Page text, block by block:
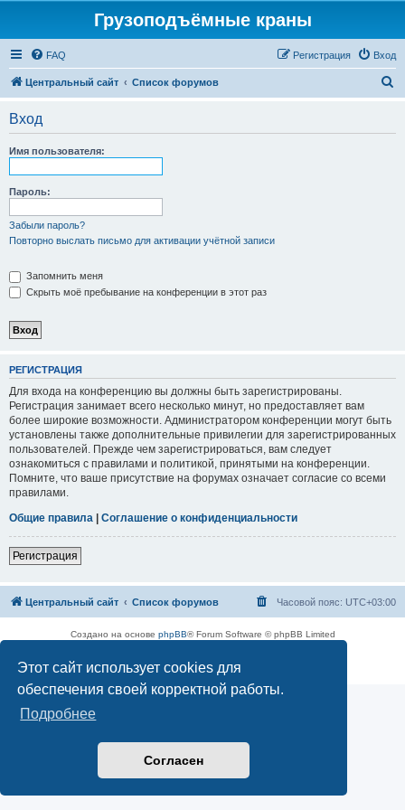
Этот сайт использует cookies для
обеспечения своей корректной работы.
Подробнее
Согласен
Грузоподъёмные краны
FAQ Вход
Регистрация
Центральный сайт Список форумов
Вход
Имя пользователя:
Пароль:
Забыли пароль?
Повторно выслать письмо для активации учётной записи
Запомнить меня
Скрыть моё пребывание на конференции в этот раз
РЕГИСТРАЦИЯ
Для входа на конференцию вы должны быть зарегистрированы.
Регистрация занимает всего несколько минут, но предоставляет вам
более широкие возможности. Администратором конференции могут быть
установлены также дополнительные привилегии для зарегистрированных
пользователей. Прежде чем зарегистрироваться, вам следует
ознакомиться с правилами и политикой, принятыми на конференции.
Помните, что ваше присутствие на форумах означает согласие со всеми
правилами.
Общие правила | Соглашение о конфиденциальности
Регистрация
Центральный сайт Список форумов Часовой пояс: UTC+03:00
Создано на основе phpBB® Forum Software © phpBB Limited
Конфиденциальность|Правила